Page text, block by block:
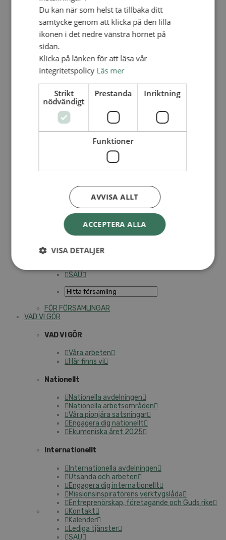
Lediga tjänster
FÖR FÖRSAMLINGAR
FÖRDJUPNING OCH UTVECKLING
Missionella initiativ
Smågrupper
Skapelse och miljö
Gudstjänst
Vänförsamling
Integrationsarbete
För barns bästa – överallt
Missionsinspiratörens verktygslåda
Materialbank
Redovisning och lönehantering
LOGGA IN
Dokumentbanken
Medlemsregister (NGOPRO)
Personalförsäkringar
Kontakt
Kalender
SAU
FÖR FÖRSAMLINGAR
VAD VI GÖR
VAD VI GÖR
Våra arbeten
Här finns vi
Nationellt
Nationella avdelningen
Nationella arbetsområden
Våra pionjära satsningar
Engagera dig nationellt
Ekumeniska året 2025
Internationellt
Internationella avdelningen
Utsända och arbeten
Engagera dig internationellt
Missionsinspiratörens verktygslåda
Entreprenörskap, företagande och Guds rike
Kontakt
Kalender
Lediga tjänster
SAU
Du kan när som helst ta tillbaka ditt
samtycke genom att klicka på den lilla
ikonen i det nedre vänstra hörnet på
sidan.
Klicka på länken för att läsa vår
integritetspolicy Läs mer
Strikt
nödvändigt
Prestanda Inriktning
Funktioner
ACCEPTERA ALLA
AVVISA ALLT
VISA DETALJER